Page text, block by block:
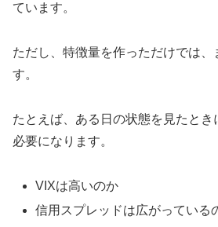
ています。
ただし、特徴量を作っただけでは
す。
たとえば、ある日の状態を見たと
必要になります。
VIXは高いのか
信用スプレッドは広がっている